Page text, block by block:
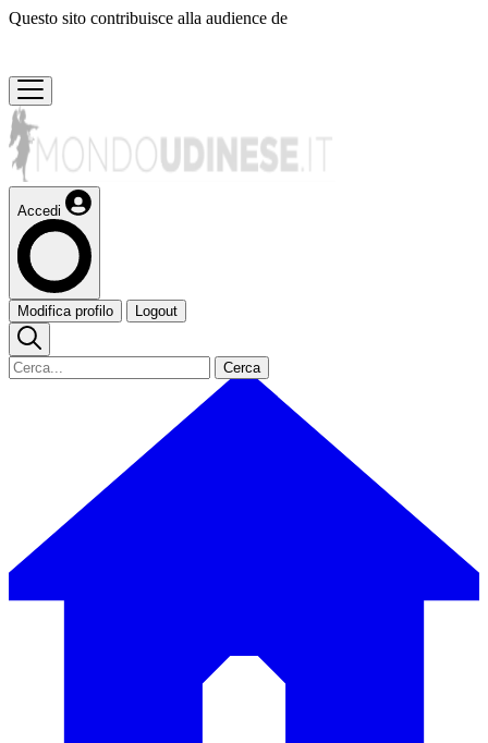
Questo sito contribuisce alla audience de
Accedi
Modifica profilo Logout
Cerca